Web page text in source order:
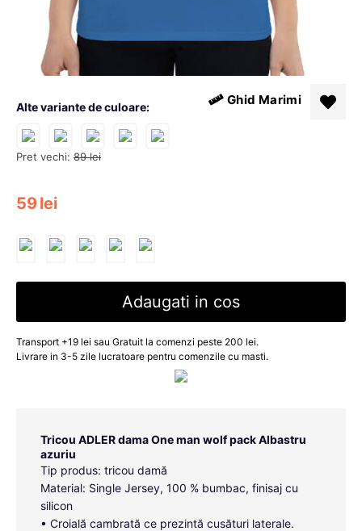
Pret vechi: 89 lei
59lei
Alte variante de culoare: Ghid Marimi
Adaugati in cos
Transport +19 lei sau Gratuit la comenzi peste 200 lei.
Livrare in 3-5 zile lucratoare pentru comenzile cu masti.
Tricou ADLER dama One man wolf pack Albastru
azuriu
Tip produs: tricou damă
Material: Single Jersey, 100 % bumbac, finisaj cu
silicon
• Croială cambrată ce prezintă cusături laterale.